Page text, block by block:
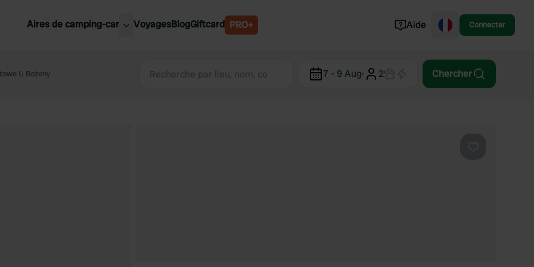
Aires de camping-car
Slovénie
VoyagesBlogGiftcard PRO+ Aide Connecter
U Bożeny 7 - 9 Aug· 2 Chercher